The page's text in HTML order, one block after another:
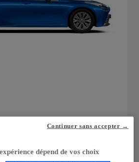
portes:
dépend de vos choix
Continuer sans accepter →